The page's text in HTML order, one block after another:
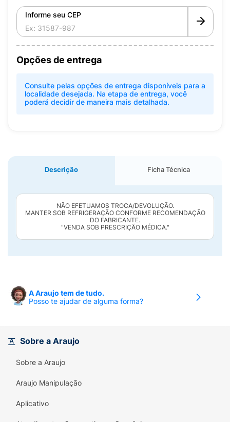
Informe seu CEP
Opções de entrega
Consulte pelas opções de entrega disponíveis para a
localidade desejada. Na etapa de entrega, você
poderá decidir de maneira mais detalhada.
Descrição Ficha Técnica
NÃO EFETUAMOS TROCA/DEVOLUÇÃO.
MANTER SOB REFRIGERAÇÃO CONFORME RECOMENDAÇÃO
DO FABRICANTE.
"VENDA SOB PRESCRIÇÃO MÉDICA."
A Araujo tem de tudo.
Posso te ajudar de alguma forma?
Sobre a Araujo
Sobre a Araujo
Araujo Manipulação
Aplicativo